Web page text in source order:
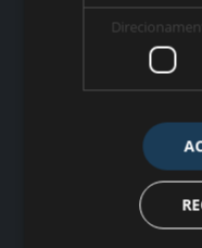
WORK TIME
Monday till Friday: